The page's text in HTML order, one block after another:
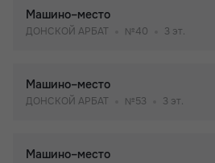
Машино–место
ДОНСКОЙ АРБАТ №40 3 эт.
Машино–место
ДОНСКОЙ АРБАТ №53 3 эт.
Машино–место